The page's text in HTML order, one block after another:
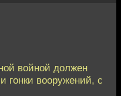
войной должен
гонки вооружений, с